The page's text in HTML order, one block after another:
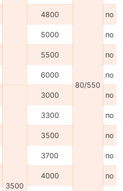
80/550
4800 по
5000 по
5500 по
6000 по
3500
3000 по
3300 по
3500 по
3700 по
4000 по